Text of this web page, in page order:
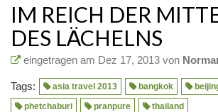
IM REICH DER
DES LÄCHELNS
eingetragen am Dez 17, 2013 von
Tags: asia travel 2013 bangkok
phetchaburi
pranpure thailand